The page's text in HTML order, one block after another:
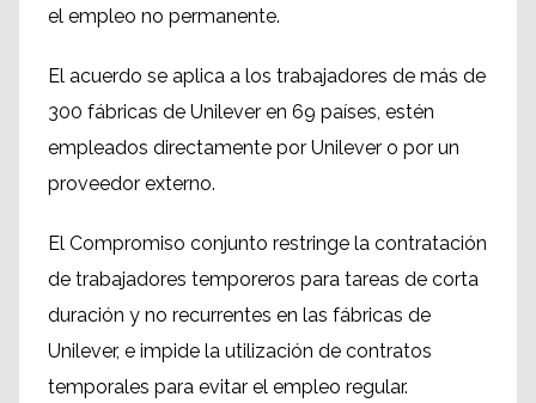
el empleo no permanente.
El acuerdo se aplica a los trabajadores de más de
300 fábricas de Unilever en 69 países, estén
empleados directamente por Unilever o por un
proveedor externo.
El Compromiso conjunto restringe la contratación
de trabajadores temporeros para tareas de corta
duración y no recurrentes en las fábricas de
Unilever, e impide la utilización de contratos
temporales para evitar el empleo regular.